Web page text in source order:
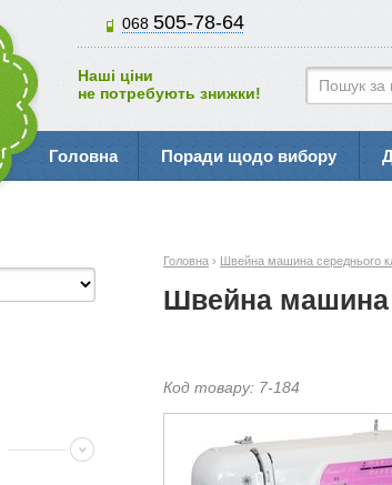
068 505-78-64
Наші ціни
не потребують знижки!
Головна Поради щодо вибору
Головна › Швейна машина середнього
Швейна машина
Код товару: 7-184